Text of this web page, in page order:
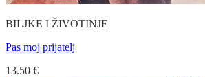
BILJKE I ŽIVOTINJE
Pas moj prijatelj
13.50 €